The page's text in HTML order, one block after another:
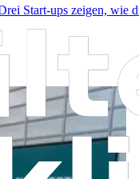
Start-ups zeigen,